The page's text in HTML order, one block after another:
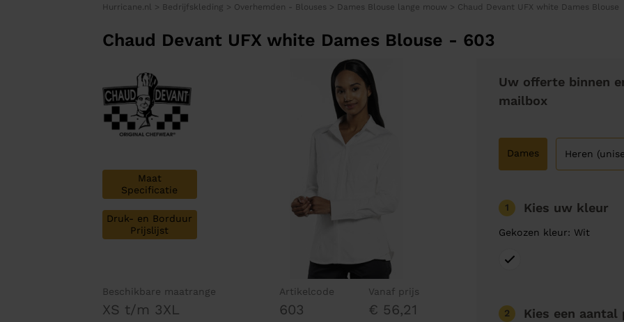
Hurricane.nl > Bedrijfskleding > Overhemden - Blouses > Dames Blouse lange mouw > Chaud Devant UFX white Dames Blouse
Chaud Devant UFX white Dames Blouse - 603
Maat
Specificatie
Druk- en Borduur
Prijslijst
Beschikbare maatrange
XS t/m 3XL
Artikelcode
603
Vanaf prijs
€ 56,21
Uw offerte binnen
mailbox
Dames Heren
1 Kies uw kleur
Gekozen kleur: Wit
2 Kies een aantal